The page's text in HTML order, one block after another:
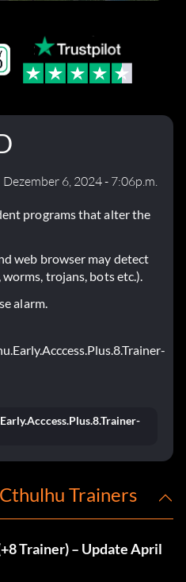
Dezember 6, 2024 - 7:06p.m.
programs that alter the
web browser may detect
trojans, bots etc.).
alarm.
Trainers
Trainer) – Update April